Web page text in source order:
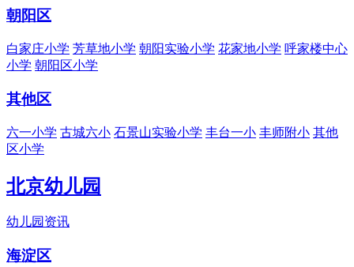
朝阳区
白家庄小学 芳草地小学 朝阳实验小学 花家地小学 呼家楼中心
小学 朝阳区小学
其他区
六一小学 古城六小 石景山实验小学 丰台一小 丰师附小 其他
区小学
北京幼儿园
幼儿园资讯
海淀区